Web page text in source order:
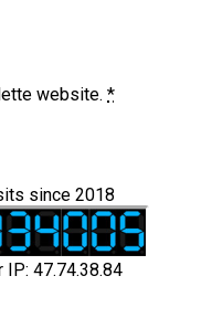
website. *
since 2018
IP: 47.74.38.84